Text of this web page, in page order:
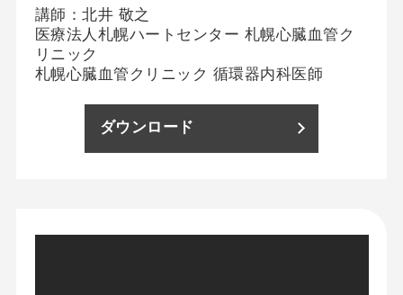
講師：北井 敬之
医療法人札幌ハートセンター 札幌心臓血管ク
リニック
札幌心臓血管クリニック 循環器内科医師
ダウンロード